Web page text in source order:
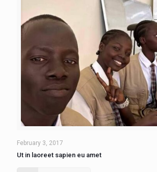
February 3, 2017
Ut in laoreet sapien eu amet